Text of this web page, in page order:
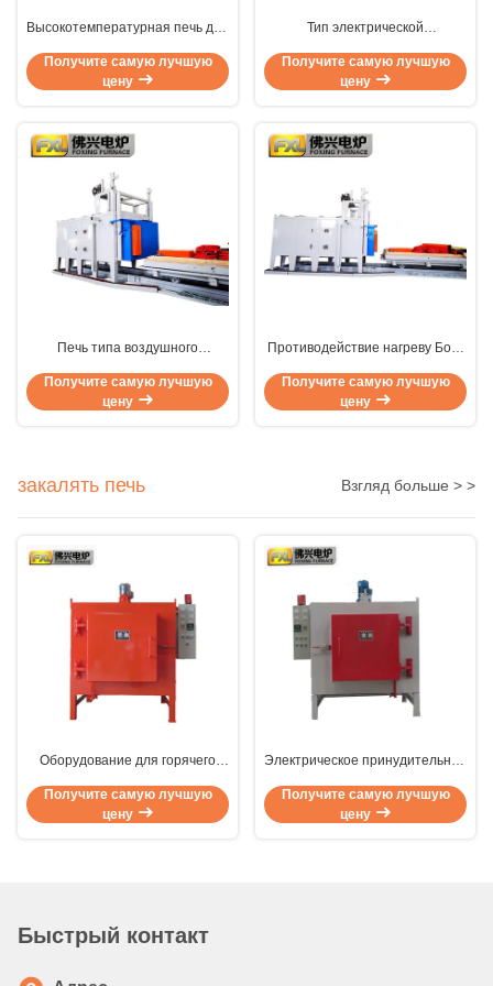
Высокотемпературная печь для
Получите самую лучшую
цену
Тип электрической
отжигания отжигания
отжигания отжигания
Получите самую лучшую
цену
Печь типа воздушного
нагрузкой Печь для
автомобильного огня для
Получите самую лучшую
цену
Противодействие нагреву Боги
отжигательный печь тележка
тип 220V 380V
Получите самую лучшую
цену
закалять печь Взгляд больше > >
Оборудование для горячего
отопление, температурная
камера печи 45 кВт
Получите самую лучшую
цену
Электрическое принудительное
промышленная камера для
тепловой обработки печи тип
Получите самую лучшую
цену
Быстрый контакт